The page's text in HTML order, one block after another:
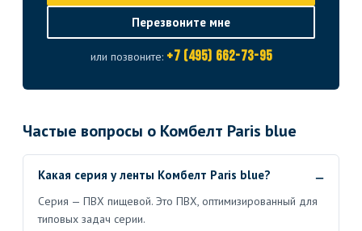
Перезвоните мне
или позвоните: +7 (495) 662-73-95
Частые вопросы о Комбелт Paris blue
Какая серия у ленты Комбелт Paris blue?
Серия — ПВХ пищевой. Это ПВХ, оптимизированный для
типовых задач серии.